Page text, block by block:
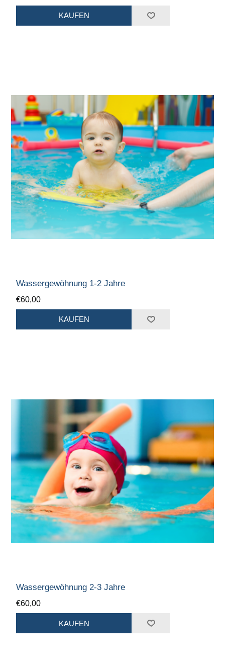
KAUFEN
Wassergewöhnung 1-2 Jahre
€60,00
KAUFEN
Wassergewöhnung 2-3 Jahre
€60,00
KAUFEN